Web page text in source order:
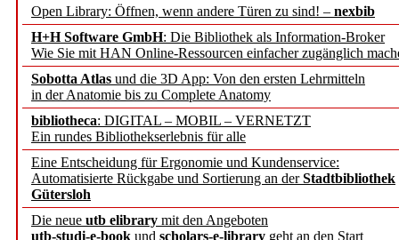
Open Library: Öffnen, wenn andere Türen zu sind! – nexbib
H+H Software GmbH: Die Bibliothek als Information-Broker
Wie Sie mit HAN Online-Ressourcen einfacher zugänglich
Sobotta Atlas und die 3D App: Von den ersten Lehrmitteln
in der Anatomie bis zu Complete Anatomy
bibliotheca: DIGITAL – MOBIL – VERNETZT
Ein rundes Bibliothekserlebnis für alle
Eine Entscheidung für Ergonomie und Kundenservice:
Automatisierte Rückgabe und Sortierung an derStadtbibliothek
Gütersloh
Die neue utb elibrary mit den Angeboten
utb-studi-e-book und scholars-e-library geht an den Start
und die Zeitschrift für
Francke Attempto
EBSCO Information
Recherchefunktionen in
Sorbisches Institut neu
Geschichte und